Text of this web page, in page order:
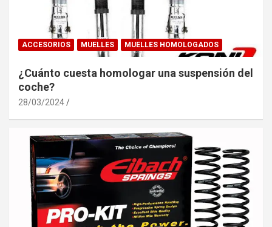
ACCESORIOS MUELLES MUELLES HOMOLOGADOS
¿Cuánto cuesta homologar una suspensión del
coche?
28/03/2024